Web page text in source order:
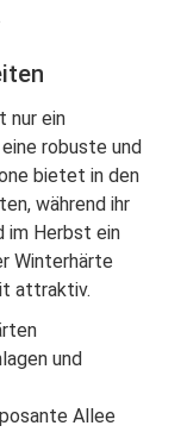
nur ein
robuste und
bietet in den
während ihr
im Herbst ein
Winterhärte
attraktiv.
und
Allee